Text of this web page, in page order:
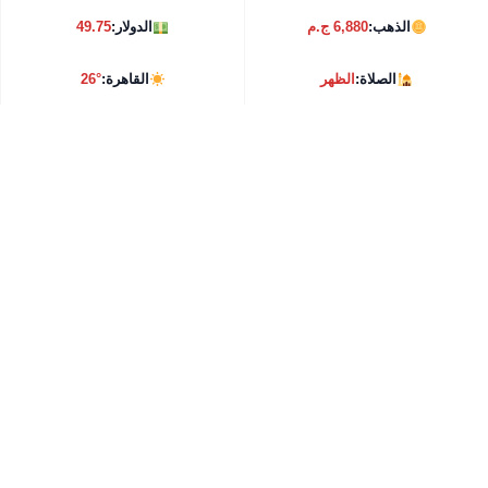
الذهب:6,880 ج.م الدولار:49.75
الصلاة:الظهر القاهرة:26°